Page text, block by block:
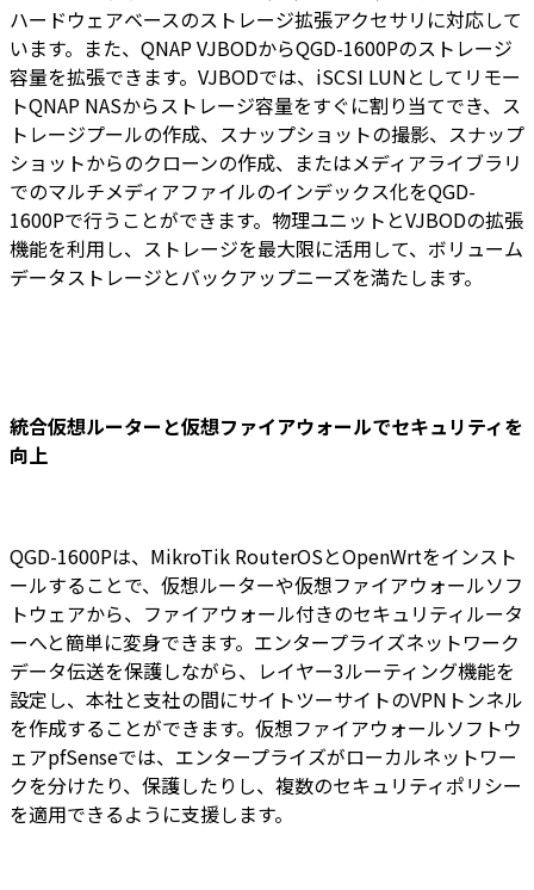
ハードウェアベースのストレージ拡張アクセサリに対応して
います。また、QNAP VJBODからQGD-1600Pのストレージ
容量を拡張できます。VJBODでは、iSCSI LUNとしてリモー
トQNAP NASからストレージ容量をすぐに割り当てでき、ス
トレージプールの作成、スナップショットの撮影、スナップ
ショットからのクローンの作成、またはメディアライブラリ
でのマルチメディアファイルのインデックス化をQGD-
1600Pで行うことができます。物理ユニットとVJBODの拡張
機能を利用し、ストレージを最大限に活用して、ボリューム
データストレージとバックアップニーズを満たします。
統合仮想ルーターと仮想ファイアウォールでセキュリティを
向上
QGD-1600Pは、MikroTik RouterOSとOpenWrtをインスト
ールすることで、仮想ルーターや仮想ファイアウォールソフ
トウェアから、ファイアウォール付きのセキュリティルータ
ーへと簡単に変身できます。エンタープライズネットワーク
データ伝送を保護しながら、レイヤー3ルーティング機能を
設定し、本社と支社の間にサイトツーサイトのVPNトンネル
を作成することができます。仮想ファイアウォールソフトウ
ェアpfSenseでは、エンタープライズがローカルネットワー
クを分けたり、保護したりし、複数のセキュリティポリシー
を適用できるように支援します。